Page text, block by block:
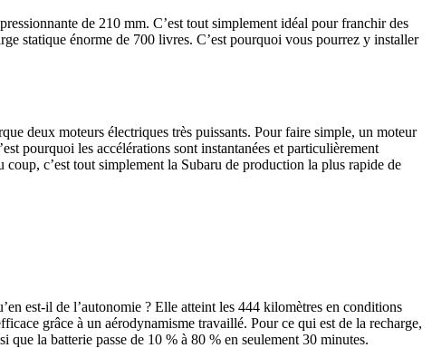
de 210 mm. C’est tout simplement idéal pour franchir des
statique énorme de 700 livres. C’est pourquoi vous pourrez y installer
deux moteurs électriques très puissants. Pour faire simple, un moteur
pourquoi les accélérations sont instantanées et particulièrement
c’est tout simplement la Subaru de production la plus rapide de
est-il de l’autonomie ? Elle atteint les 444 kilomètres en conditions
grâce à un aérodynamisme travaillé. Pour ce qui est de la recharge,
la batterie passe de 10 % à 80 % en seulement 30 minutes.